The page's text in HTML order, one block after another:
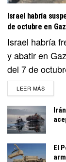
Israel habría
de octubre en
Israel habría
y abatir en
del 7 de
LEER MÁSDETAILS
El